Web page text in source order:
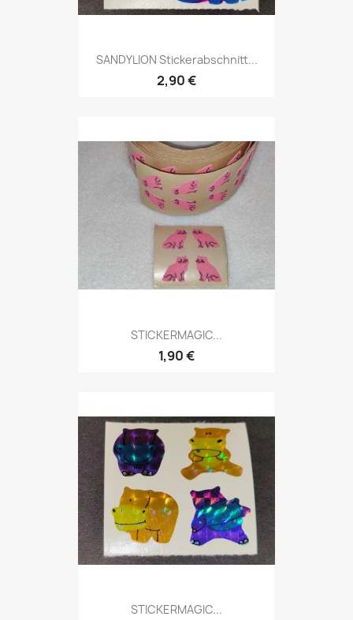
SANDYLION Stickerabschnitt...
2,90 €
STICKERMAGIC...
1,90 €
STICKERMAGIC...